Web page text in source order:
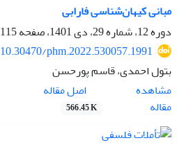
مبانی کیهان‌شناسی فارابی
دوره 12، شماره 29، دی 1401، صفحه
115-144
10.30470/phm.2022.530057.1991
بتول احمدی، قاسم پورحسن
مشاهده
مقاله
اصل مقاله
566.45 K